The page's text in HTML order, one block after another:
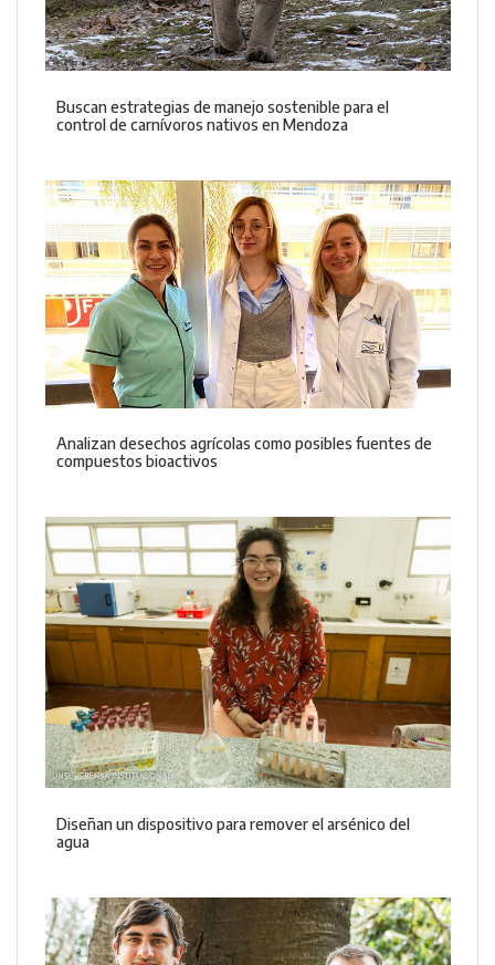
Buscan estrategias de manejo sostenible para el
control de carnívoros nativos en Mendoza
Analizan desechos agrícolas como posibles fuentes de
compuestos bioactivos
Diseñan un dispositivo para remover el arsénico del
agua